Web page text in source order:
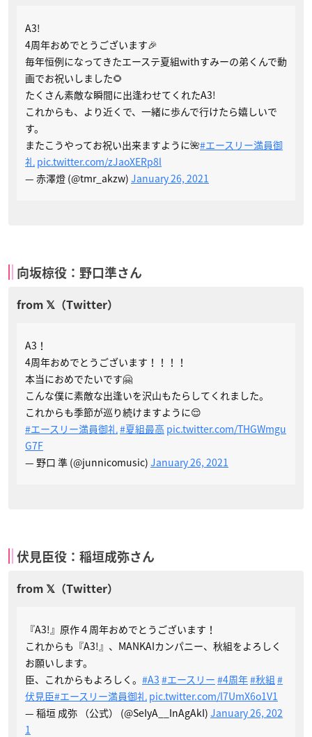
A3!
4周年おめでとうございます🎉
毎年恒例になってきたエーステ夏組withすみーの弟くんで動
画でお祝いしました🌻
たくさん素敵な瞬間に出逢わせてくれたA3!
これからも、より近くで、一緒に歩んで行けたら嬉しいで
す。
またこうやってお祝い出来ますように🌺#エースリー満員御
礼 pic.twitter.com/zJaoXERp8l
— 赤澤燈 (@tmr_akzw) January 26, 2021
向坂椋役：野口準さん
A3！
4周年おめでとうございます！！！！
本当におめでたいです🤗
こんな僕に素敵な出逢いを沢山もたらしてくれました。
これからも季節が巡り続けますように😌
#エースリー満員御礼#夏組最高 pic.twitter.com/THGWmgu
G7F
— 野口 準 (@junnicomusic) January 26, 2021
伏見臣役：稲垣成弥さん
『A3!』原作４周年おめでとうございます！
これからも『A3!』、MANKAIカンパニー、秋組をよろしく
お願いします。
臣、これからもよろしく。 #A3 #エースリー #4周年#秋組 #
伏見臣#エースリー満員御礼 pic.twitter.com/l7UmX6o1V1
— 稲垣 成弥 （公式） (@SeIyA__InAgAkI) January 26, 202
1